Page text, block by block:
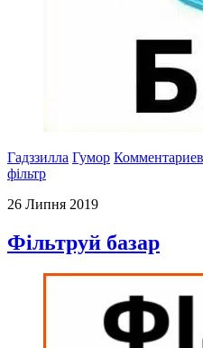
Гадззилла Гумор
фільтр
26 Липня 2019
Фільтруй базар